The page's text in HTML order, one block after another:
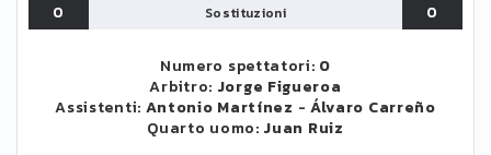
0
Sostituzioni 0
Numero spettatori: 0
Arbitro: Jorge Figueroa
Assistenti: Antonio Martínez - Álvaro Carreño
Quarto uomo: Juan Ruiz